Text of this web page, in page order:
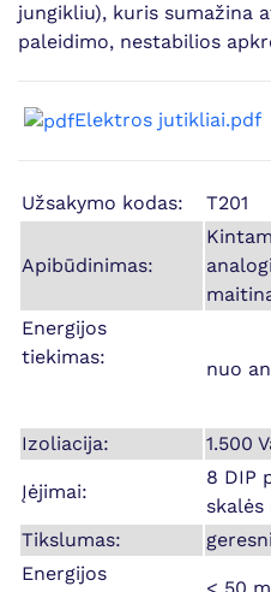
jungikliu), kuris sumažina
paleidimo, nestabilios
Elektros jutikliai.pdf
Užsakymo kodas: T201
Apibūdinimas:
Energijos
tiekimas:
nuo
Izoliacija: 1.500
Įėjimai:
8 DIP
skalės
Tikslumas:
Energijos